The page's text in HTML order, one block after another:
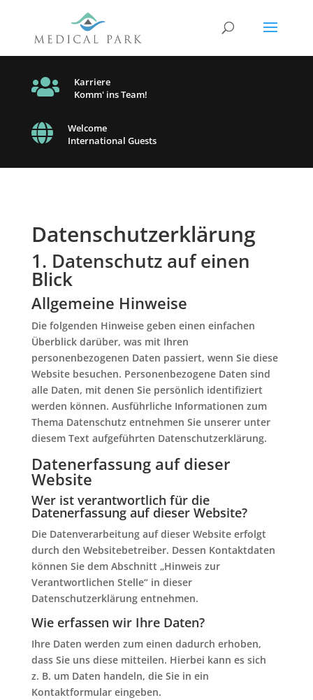

Karriere
Komm' ins Team!

Welcome
International Guests
Datenschutz­erklärung
1. Datenschutz auf einen
Blick
Allgemeine Hinweise
Die folgenden Hinweise geben einen einfachen
Überblick darüber, was mit Ihren
personenbezogenen Daten passiert, wenn Sie diese
Website besuchen. Personenbezogene Daten sind
alle Daten, mit denen Sie persönlich identifiziert
werden können. Ausführliche Informationen zum
Thema Datenschutz entnehmen Sie unserer unter
diesem Text aufgeführten Datenschutzerklärung.
Datenerfassung auf dieser
Website
Wer ist verantwortlich für die
Datenerfassung auf dieser Website?
Die Datenverarbeitung auf dieser Website erfolgt
durch den Websitebetreiber. Dessen Kontaktdaten
können Sie dem Abschnitt „Hinweis zur
Verantwortlichen Stelle“ in dieser
Datenschutzerklärung entnehmen.
Wie erfassen wir Ihre Daten?
Ihre Daten werden zum einen dadurch erhoben,
dass Sie uns diese mitteilen. Hierbei kann es sich
z. B. um Daten handeln, die Sie in ein
Kontaktformular eingeben.